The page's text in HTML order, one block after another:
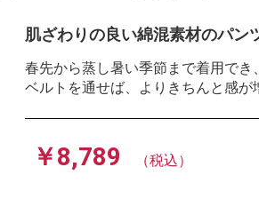
肌ざわりの良い綿混素材のパン
春先から蒸し暑い季節まで着用でき
ベルトを通せば、よりきちんと感が
￥8,789 （税込）